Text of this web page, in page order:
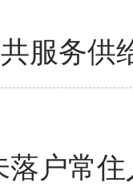
服务供
户常